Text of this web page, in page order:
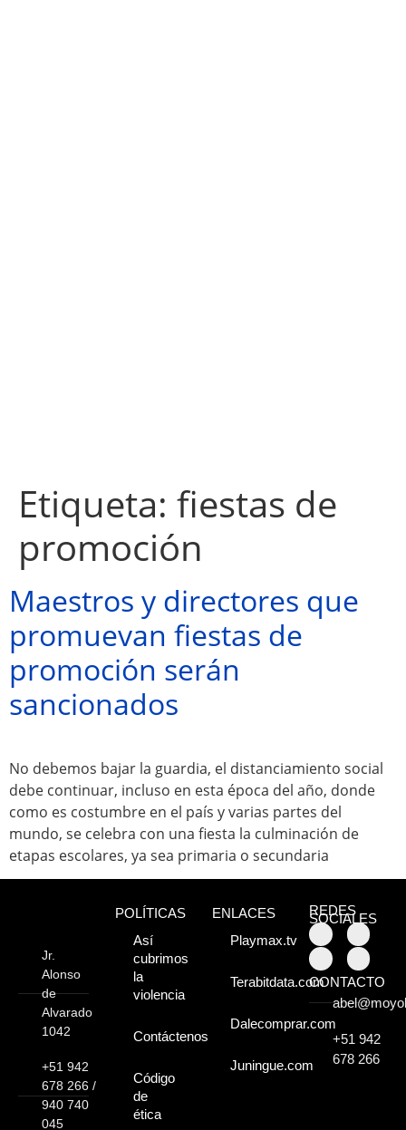
Atractivos
Moyobamba, está
lleno de atractivos
sorprendentes,
¡Descúbrelos!
Etiqueta: fiestas de
promoción
Maestros y directores que
promuevan fiestas de
promoción serán
sancionados
No debemos bajar la guardia, el distanciamiento social
debe continuar, incluso en esta época del año, donde
como es costumbre en el país y varias partes del
mundo, se celebra con una fiesta la culminación de
etapas escolares, ya sea primaria o secundaria
Jr.
Alonso
de
Alvarado
1042
+51 942
678 266 /
940 740
045
POLÍTICAS
Así
cubrimos
la
violencia
Contáctenos
Código
de
ética
ENLACES
Playmax.tv
Terabitdata.com
Dalecomprar.com
Juningue.com
REDES
SOCIALES
CONTACTO
+51 942
678 266